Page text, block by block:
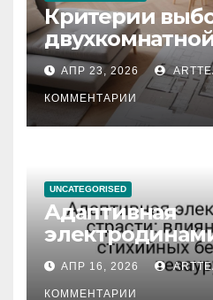
Критерии
планировка,
состояние и
АПР 23, 2026
КОММЕНТАРИИ
UNCATEGORISED
Адаптивная
влияние
стихийных
АПР 16, 2026
КОММЕНТАРИИ